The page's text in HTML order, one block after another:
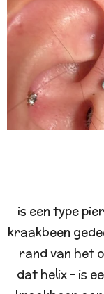
is een type
kraakbeen
rand van het
dat helix - is